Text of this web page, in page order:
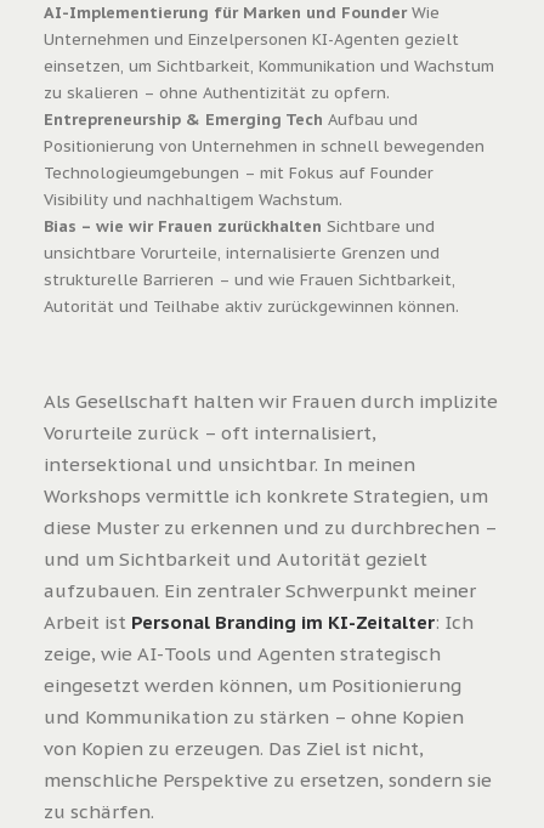
AI-Implementierung für Marken und FounderWie
Unternehmen und Einzelpersonen KI-Agenten gezielt
einsetzen, um Sichtbarkeit, Kommunikation und Wachstum
zu skalieren – ohne Authentizität zu opfern.
Entrepreneurship & Emerging Tech Aufbau und
Positionierung von Unternehmen in schnell bewegenden
Technologieumgebungen – mit Fokus auf Founder
Visibility und nachhaltigem Wachstum.
Bias – wie wir Frauen zurückhalten Sichtbare und
unsichtbare Vorurteile, internalisierte Grenzen und
strukturelle Barrieren – und wie Frauen Sichtbarkeit,
Autorität und Teilhabe aktiv zurückgewinnen können.
Als Gesellschaft halten wir Frauen durch implizite
Vorurteile zurück – oft internalisiert,
intersektional und unsichtbar. In meinen
Workshops vermittle ich konkrete Strategien, um
diese Muster zu erkennen und zu durchbrechen –
und um Sichtbarkeit und Autorität gezielt
aufzubauen. Ein zentraler Schwerpunkt meiner
Arbeit ist Personal Branding im KI-Zeitalter: Ich
zeige, wie AI-Tools und Agenten strategisch
eingesetzt werden können, um Positionierung
und Kommunikation zu stärken – ohne Kopien
von Kopien zu erzeugen. Das Ziel ist nicht,
menschliche Perspektive zu ersetzen, sondern sie
zu schärfen.